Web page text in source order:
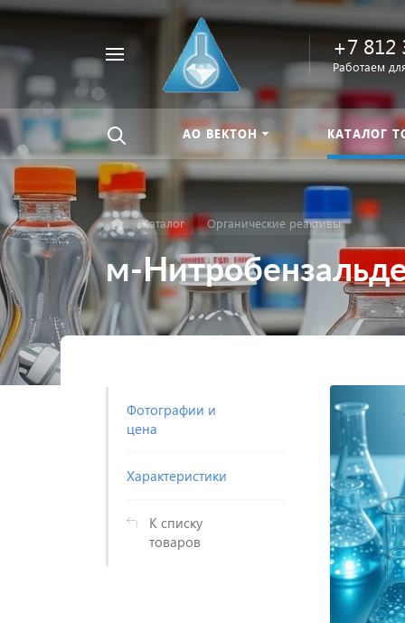
Найти
Например,
+7 812
Работаем
АО ВЕКТОН КАТАЛОГ
Каталог Органические реактивы
м-
Фотографии и
цена
Характеристики
К списку
товаров